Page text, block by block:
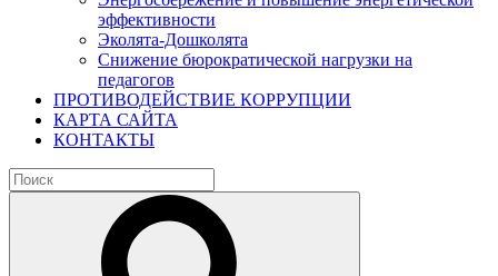
эффективности
Эколята-Дошколята
Снижение бюрократической нагрузки на
педагогов
ПРОТИВОДЕЙСТВИЕ КОРРУПЦИИ
КАРТА САЙТА
КОНТАКТЫ